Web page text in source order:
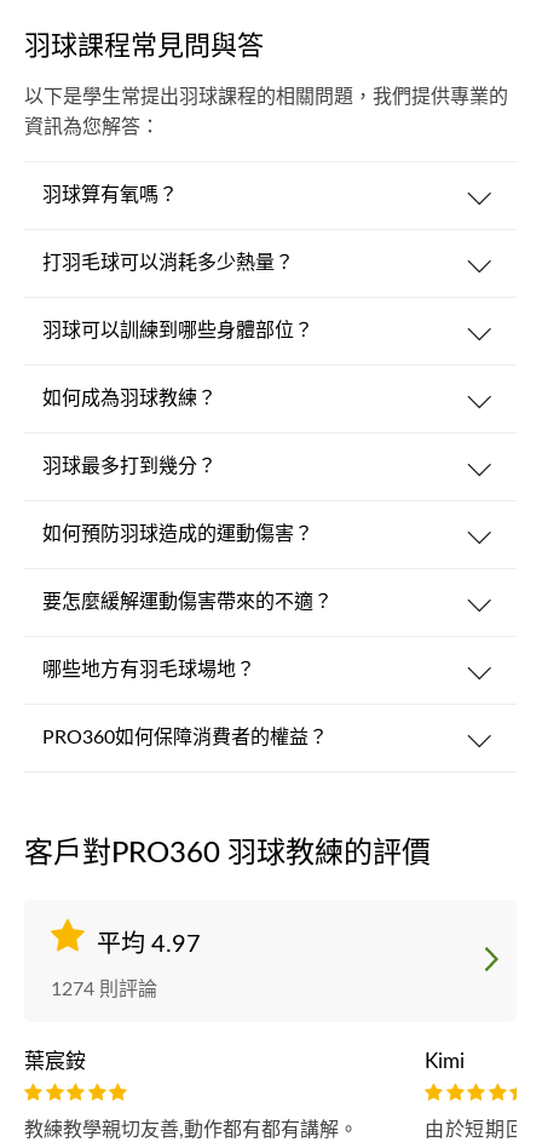
羽球課程常見問與答
以下是學生常提出羽球課程的相關問題，我們提供專業的
資訊為您解答：
羽球算有氧嗎？
打羽毛球可以消耗多少熱量？
羽球可以訓練到哪些身體部位？
如何成為羽球教練？
羽球最多打到幾分？
如何預防羽球造成的運動傷害？
要怎麼緩解運動傷害帶來的不適？
哪些地方有羽毛球場地？
PRO360如何保障消費者的權益？
客戶對PRO360 羽球教練的評價
平均 4.97
1274 則評論
葉宸銨
教練教學親切友善,動作都有都有講解。
Kimi
由於短期回